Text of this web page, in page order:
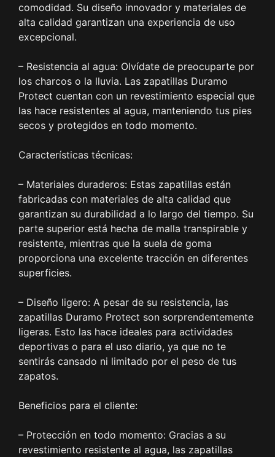
comodidad. Su diseño innovador y materiales de
alta calidad garantizan una experiencia de uso
excepcional.
– Resistencia al agua: Olvídate de preocuparte por
los charcos o la lluvia. Las zapatillas Duramo
Protect cuentan con un revestimiento especial que
las hace resistentes al agua, manteniendo tus pies
secos y protegidos en todo momento.
Características técnicas:
– Materiales duraderos: Estas zapatillas están
fabricadas con materiales de alta calidad que
garantizan su durabilidad a lo largo del tiempo. Su
parte superior está hecha de malla transpirable y
resistente, mientras que la suela de goma
proporciona una excelente tracción en diferentes
superficies.
– Diseño ligero: A pesar de su resistencia, las
zapatillas Duramo Protect son sorprendentemente
ligeras. Esto las hace ideales para actividades
deportivas o para el uso diario, ya que no te
sentirás cansado ni limitado por el peso de tus
zapatos.
Beneficios para el cliente:
– Protección en todo momento: Gracias a su
revestimiento resistente al agua, las zapatillas